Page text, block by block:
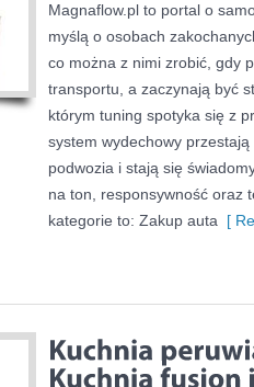
Magnaflow.pl to portal o
myślą o osobach
co można z nimi zrobić, gdy
transportu, a zaczynają być
którym tuning spotyka się z
system wydechowy
podwozia i stają się
na ton, responsywność oraz
kategorie to: Zakup auta [